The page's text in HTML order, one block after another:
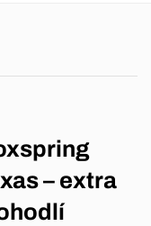
– extra